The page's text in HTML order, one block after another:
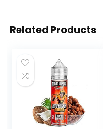
Related Products